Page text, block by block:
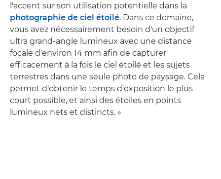
l'accent sur son utilisation potentielle dans la
photographie de ciel étoilé. Dans ce domaine,
vous avez nécessairement besoin d'un objectif
ultra grand-angle lumineux avec une distance
focale d'environ 14 mm afin de capturer
efficacement à la fois le ciel étoilé et les sujets
terrestres dans une seule photo de paysage. Cela
permet d'obtenir le temps d'exposition le plus
court possible, et ainsi des étoiles en points
lumineux nets et distincts. »